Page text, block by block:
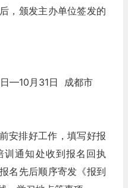
，颁发主办单位签发的
—10月31日 成都市
安排好工作，填写好报
训通知处收到报名回执
名先后顺序寄发《报到